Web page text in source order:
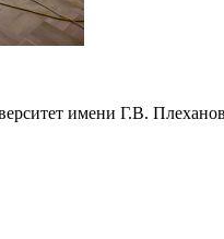
имени Г.В.